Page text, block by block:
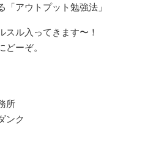
アウトプット勉強法」
スル入ってきます〜！
どーぞ。
所
ンク